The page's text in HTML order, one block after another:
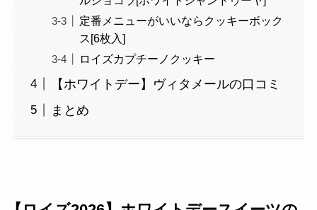
定番メニューがいいならクッキーボック
ス[6枚入]
ロイズカプチーノクッキー
【ホワイトデー】ヴィタメールの口コミ
まとめ